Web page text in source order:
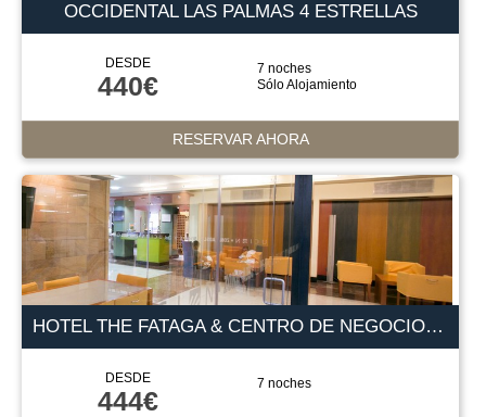
OCCIDENTAL LAS PALMAS 4 ESTRELLAS
DESDE
440€
7 noches
Sólo Alojamiento
RESERVAR AHORA
HOTEL THE FATAGA & CENTRO DE NEGOCIOS 4 ESTRELLAS
DESDE
444€
7 noches